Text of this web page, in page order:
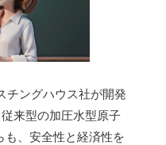
チングハウス社が開発
来型の加圧水型原子
も、安全性と経済性を